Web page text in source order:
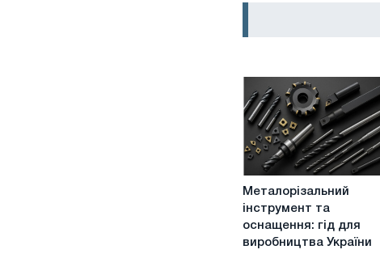
Металорізальний
інструмент
оснащення:
Металорізальний
інструмент та
оснащення: гід для
виробництва України